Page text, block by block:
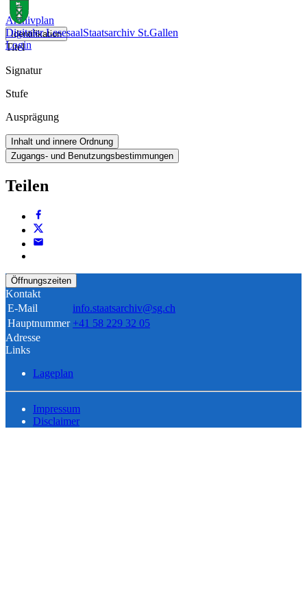
Digitaler LesesaalStaatsarchiv St.Gallen
Login
Archivplan
Identifikation
Titel
Signatur
Stufe
Ausprägung
Inhalt und innere Ordnung
Zugangs- und Benutzungsbestimmungen
Teilen
Öffnungszeiten
Kontakt
E-Mail
info.staatsarchiv@sg.ch
Hauptnummer +41 58 229 32 05
Adresse
Links
Lageplan
Impressum
Disclaimer